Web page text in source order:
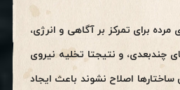
مرده برای تمرکز بر آگاهی و انرژی،
چندبعدی، و نتیجتا تخلیه نیروی
اصلاح نشوند باعث ایجاد